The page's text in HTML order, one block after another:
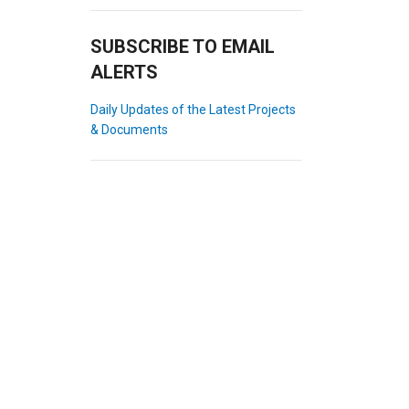
SUBSCRIBE TO EMAIL
ALERTS
Daily Updates of the Latest Projects
& Documents